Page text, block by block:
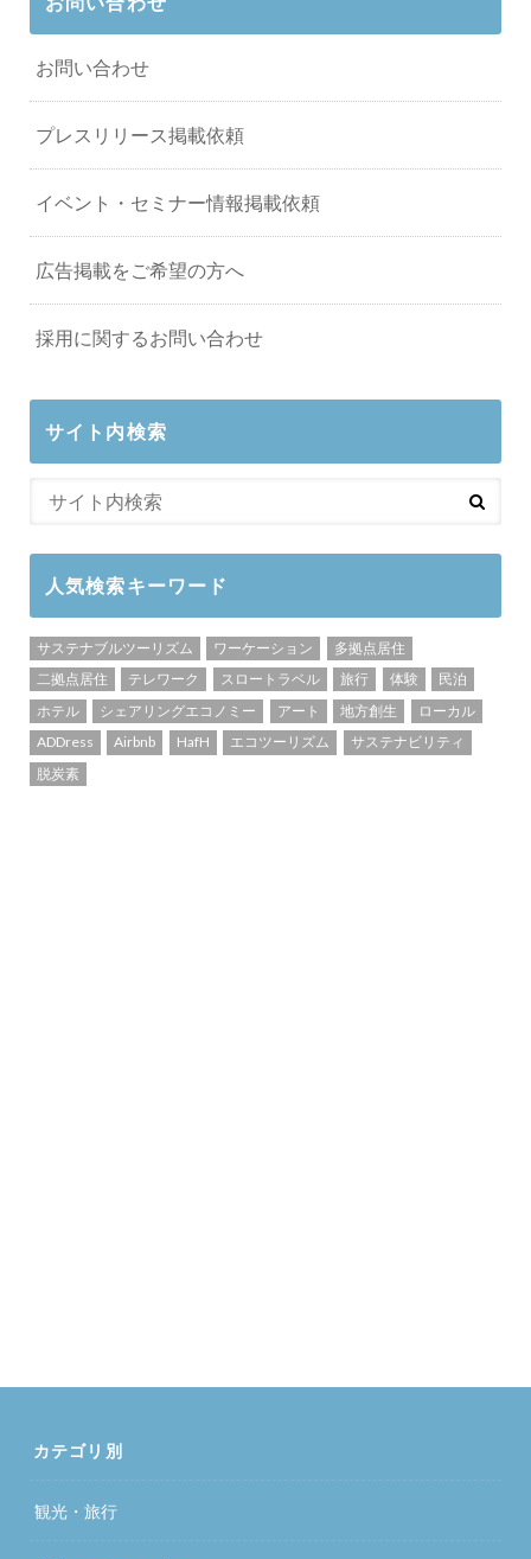
お問い合わせ
プレスリリース掲載依頼
イベント・セミナー情報掲載依頼
広告掲載をご希望の方へ
採用に関するお問い合わせ
サイト内検索
人気検索キーワード
サステナブルツーリズム ワーケーション
多拠点居住
二拠点居住
テレワーク スロートラベル 旅行 体験
民泊
ホテル
シェアリングエコノミー アート 地方創生
ローカル
ADDress
Airbnb HafH エコツーリズム
サステナビリティ
脱炭素
カテゴリ別
観光・旅行